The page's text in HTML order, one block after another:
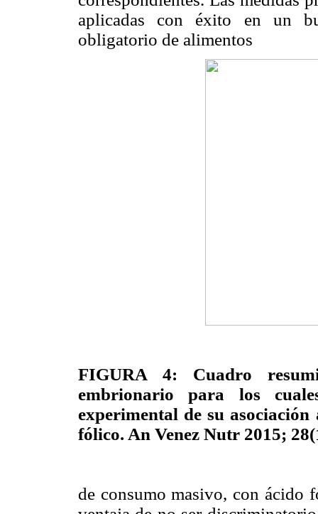
aplicadas con éxito en un
obligatorio de alimentos
FIGURA 4: Cuadro
embrionario para los
experimental de su
fólico. An Venez Nutr 2015;
de consumo masivo, con ácido